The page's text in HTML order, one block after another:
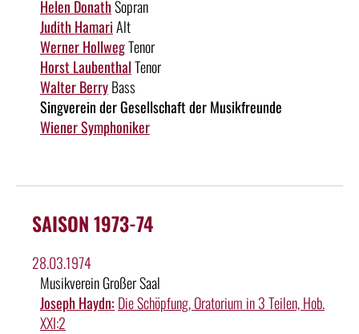
Helen DonathSopran
Judith HamariAlt
Werner HollwegTenor
Horst LaubenthalTenor
Walter BerryBass
Singverein der Gesellschaft der Musikfreunde
Wiener Symphoniker
SAISON 1973-74
28.03.1974
Musikverein Großer Saal
Joseph Haydn: Die Schöpfung, Oratorium in 3 Teilen, Hob.
XXI:2